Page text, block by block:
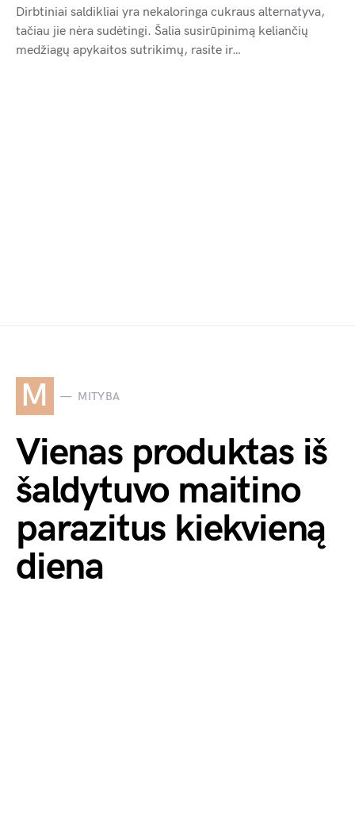
Dirbtiniai saldikliai yra nekaloringa cukraus alternatyva,
tačiau jie nėra sudėtingi. Šalia susirūpinimą keliančių
medžiagų apykaitos sutrikimų, rasite ir…
M MITYBA
Vienas produktas iš
šaldytuvo maitino
parazitus kiekvieną
dieną